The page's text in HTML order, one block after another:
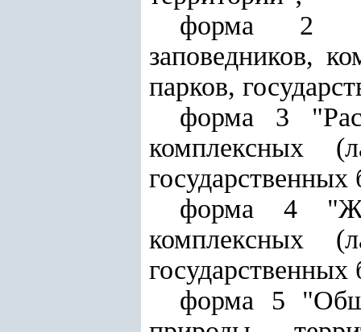
форма 2
заповедников,
парков,
форма 3
комплексных
форма 4
комплексных
форма 5